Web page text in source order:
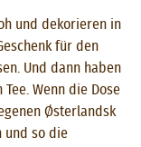
und dekorieren in
für den
Und dann haben
Wenn die Dose
Østerlandsk
und so die